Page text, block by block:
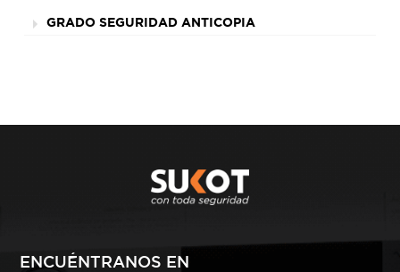
GRADO SEGURIDAD ANTICOPIA
ENCUÉNTRANOS EN